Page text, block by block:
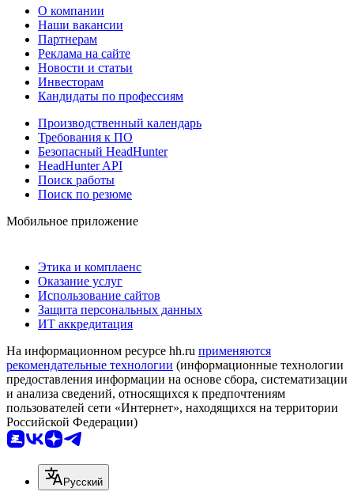
О компании
Наши вакансии
Партнерам
Реклама на сайте
Новости и статьи
Инвесторам
Кандидаты по профессиям
Производственный календарь
Требования к ПО
Безопасный HeadHunter
HeadHunter API
Поиск работы
Поиск по резюме
Мобильное приложение
Этика и комплаенс
Оказание услуг
Использование сайтов
Защита персональных данных
ИТ аккредитация
На информационном ресурсе hh.ru применяются
рекомендательные технологии (информационные технологии
предоставления информации на основе сбора, систематизации
и анализа сведений, относящихся к предпочтениям
пользователей сети «Интернет», находящихся на территории
Российской Федерации)
Русский